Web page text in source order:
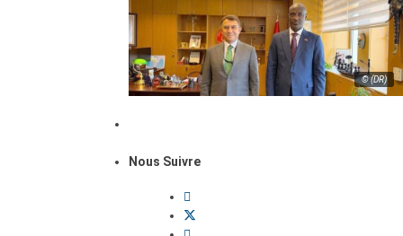
© (DR)
Nous Suivre